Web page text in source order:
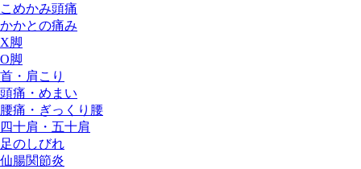
こめかみ頭痛
かかとの痛み
X脚
O脚
首・肩こり
頭痛・めまい
腰痛・ぎっくり腰
四十肩・五十肩
足のしびれ
仙腸関節炎